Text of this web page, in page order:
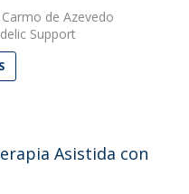
de Azevedo
Support
Asistida con